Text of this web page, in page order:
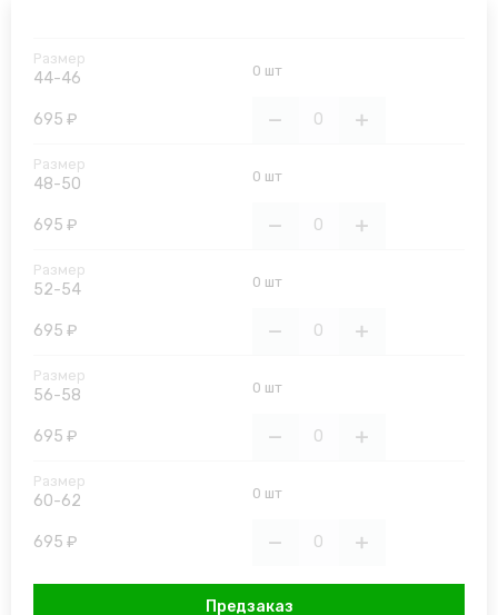
44-46 0 шт
695 ₽
48-50 0 шт
695 ₽
52-54 0 шт
695 ₽
56-58 0 шт
695 ₽
60-62 0 шт
695 ₽
Предзаказ